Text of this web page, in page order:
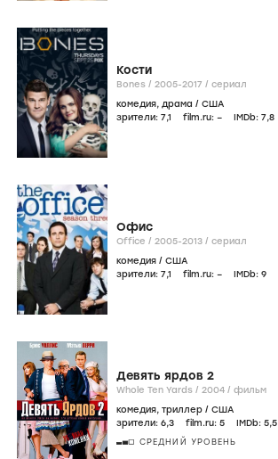
Кости
Bones / 2005-2017 / сериал
комедия, драма / США
зрители: 7,1 film.ru: – IMDb: 7,8
Офис
Office / 2005-2013 / сериал
комедия / США
зрители: 7,1 film.ru: – IMDb: 9
Девять ярдов 2
Whole Ten Yards / 2004 / фильм
комедия, триллер / США
зрители: 6,3 film.ru: 5 IMDb: 5,5
СРЕДНИЙ УРОВЕНЬ